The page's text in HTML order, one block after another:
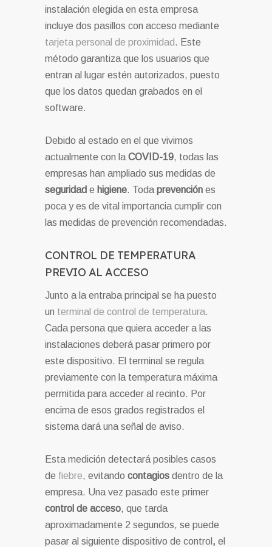
instalación elegida en esta empresa
incluye dos pasillos con acceso mediante
tarjeta personal de proximidad. Este
método garantiza que los usuarios que
entran al lugar estén autorizados, puesto
que los datos quedan grabados en el
software.
Debido al estado en el que vivimos
actualmente con la COVID-19, todas las
empresas han ampliado sus medidas de
seguridad e higiene. Toda prevención es
poca y es de vital importancia cumplir con
las medidas de prevención recomendadas.
CONTROL DE TEMPERATURA
PREVIO AL ACCESO
Junto a la entraba principal se ha puesto
un terminal de control de temperatura.
Cada persona que quiera acceder a las
instalaciones deberá pasar primero por
este dispositivo. El terminal se regula
previamente con la temperatura máxima
permitida para acceder al recinto. Por
encima de esos grados registrados el
sistema dará una señal de aviso.
Esta medición detectará posibles casos
de fiebre, evitando contagios dentro de la
empresa. Una vez pasado este primer
control de acceso, que tarda
aproximadamente 2 segundos, se puede
pasar al siguiente dispositivo de control , el